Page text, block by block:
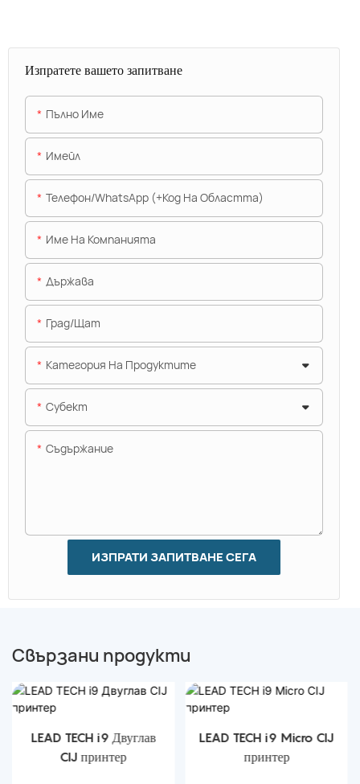
Изпратете вашето запитване
Пълно Име
Имейл
Телефон/WhatsApp (+Код На Областта)
Име На Компанията
Държава
Град/щат
Категория На Продуктите
Субект
Съдържание
ИЗПРАТИ ЗАПИТВАНЕ СЕГА
Свързани продукти
LEAD TECH i9 Двуглав
CIJ принтер
LEAD TECH i9 Micro CIJ
принтер